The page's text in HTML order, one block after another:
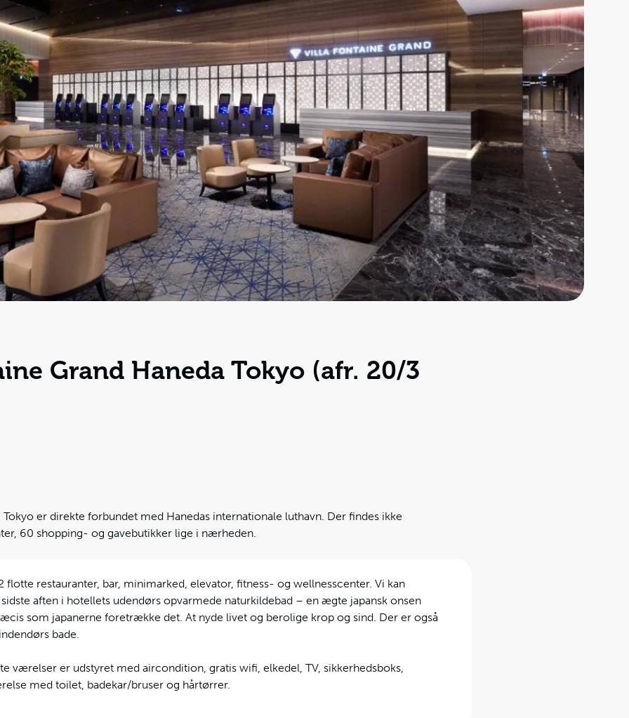
Grand Haneda Tokyo (afr. 20/3
er direkte forbundet med Hanedas internationale luthavn. Der findes ikke
60 shopping- og gavebutikker lige i nærheden.
flotte restauranter, bar, minimarked, elevator, fitness- og wellnesscenter. Vi kan
aften i hotellets udendørs opvarmede naturkildebad – en ægte japansk onsen
som japanerne foretrække det. At nyde livet og berolige krop og sind. Der er også
bade.
værelser er udstyret med aircondition, gratis wifi, elkedel, TV, sikkerhedsboks,
med toilet, badekar/bruser og hårtørrer.